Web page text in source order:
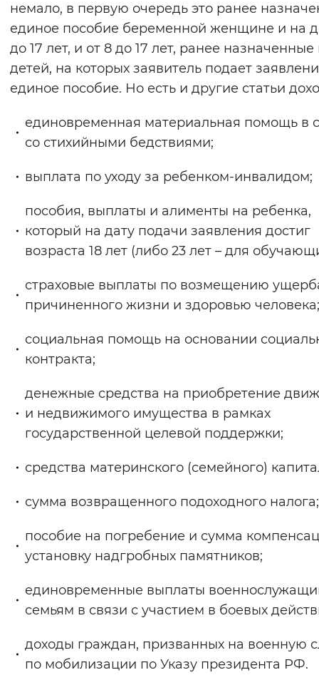
немало, в первую очередь это ранее
единое пособие беременной женщине и на
до 17 лет, и от 8 до 17 лет, ранее назначенные
детей, на которых заявитель подает
единое пособие. Но есть и другие статьи
единовременная материальная помощь в
со стихийными бедствиями;
выплата по уходу за ребенком-инвалидом;
пособия, выплаты и алименты на ребенка,
который на дату подачи заявления достиг
возраста 18 лет (либо 23 лет – для
страховые выплаты по возмещению
причиненного жизни и здоровью человека;
социальная помощь на основании
контракта;
денежные средства на приобретение
и недвижимого имущества в рамках
государственной целевой поддержки;
средства материнского (семейного)
сумма возвращенного подоходного налога;
пособие на погребение и сумма
установку надгробных памятников;
единовременные выплаты
семьям в связи с участием в боевых
доходы граждан, призванных на военную
по мобилизации по Указу президента РФ.